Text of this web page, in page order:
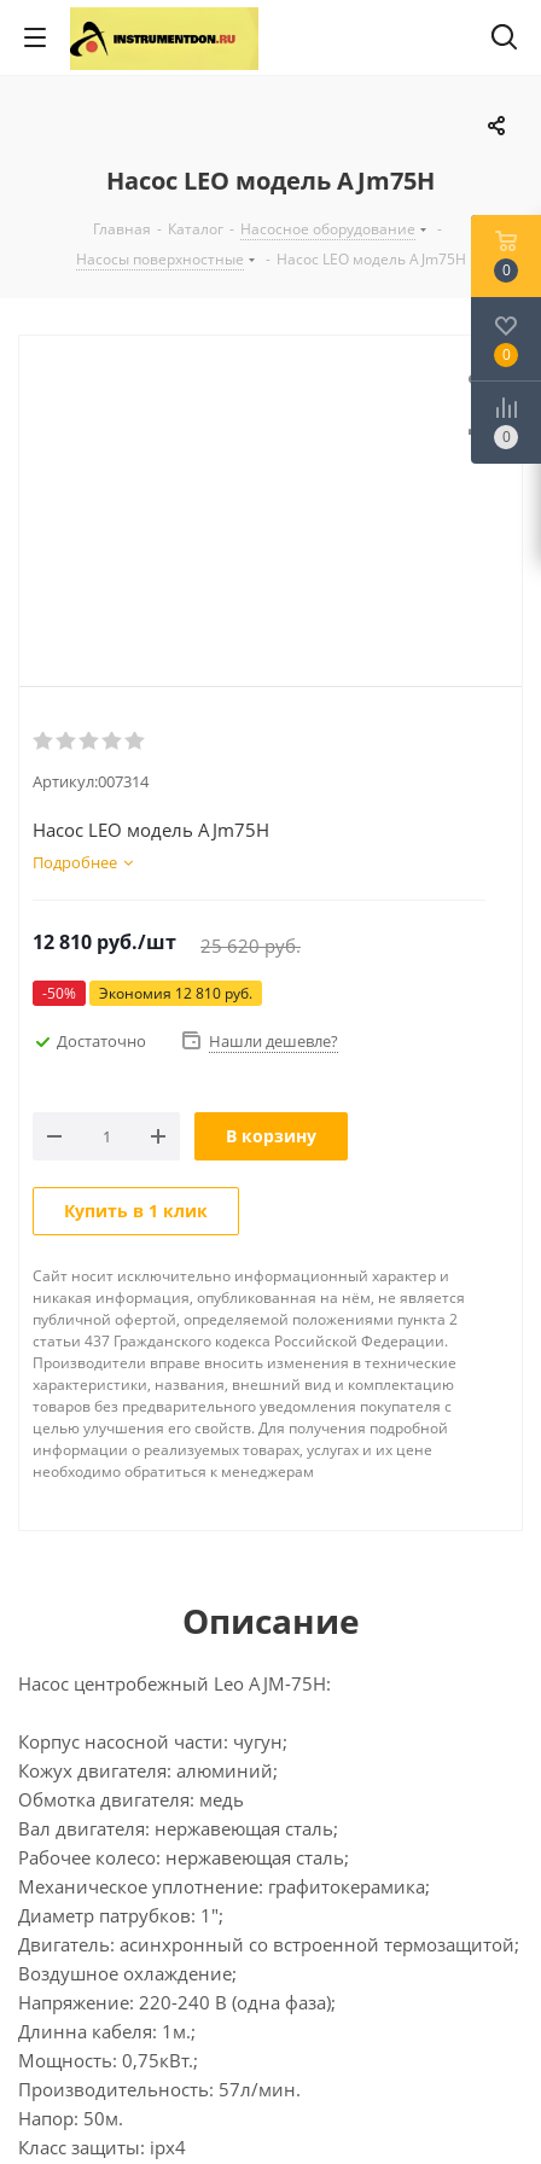
Насос LEO модель AJm75H
Главная - Каталог - Насосное оборудование
-
Насосы поверхностные
- Насос LEO модель AJm75H
Артикул:007314
Насос LEO модель AJm75H
Подробнее
12 810 руб./шт 25 620руб.
-50% Экономия 12 810 руб.
Достаточно Нашли дешевле?
В корзину
Купить в 1 клик
Сайт носит исключительно информационный характер и
никакая информация, опубликованная на нём, не является
публичной офертой, определяемой положениями пункта 2
статьи 437 Гражданского кодекса Российской Федерации.
Производители вправе вносить изменения в технические
характеристики, названия, внешний вид и комплектацию
товаров без предварительного уведомления покупателя с
целью улучшения его свойств. Для получения подробной
информации о реализуемых товарах, услугах и их цене
необходимо обратиться к менеджерам
Описание
Насос центробежный Leo AJM-75H:
Корпус насосной части: чугун;
Кожух двигателя: алюминий;
Обмотка двигателя: медь
Вал двигателя: нержавеющая сталь;
Рабочее колесо: нержавеющая сталь;
Механическое уплотнение: графитокерамика;
Диаметр патрубков: 1";
Двигатель: асинхронный со встроенной термозащитой;
Воздушное охлаждение;
Напряжение: 220-240 В (одна фаза);
Длинна кабеля: 1м.;
Мощность: 0,75кВт.;
Производительность: 57л/мин.
Напор: 50м.
Класс защиты: ipx4
0
0
0